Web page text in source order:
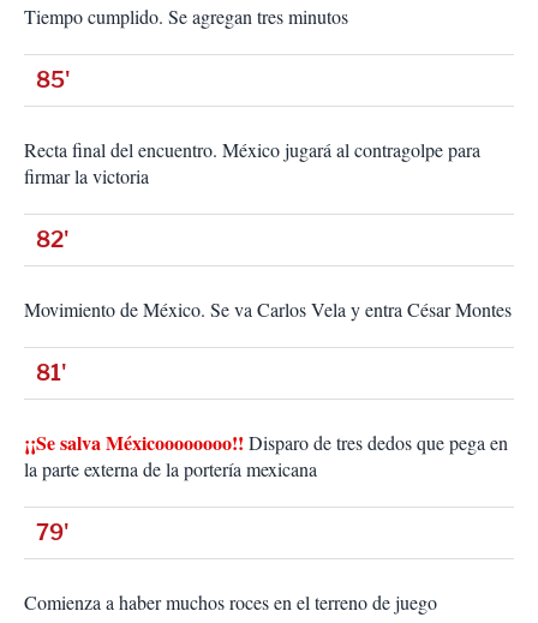
Tiempo cumplido. Se agregan tres minutos
85'
Recta final del encuentro. México jugará al contragolpe para
firmar la victoria
82'
Movimiento de México. Se va Carlos Vela y entra César Montes
81'
¡¡Se salva Méxicoooooooo!! Disparo de tres dedos que pega en
la parte externa de la portería mexicana
79'
Comienza a haber muchos roces en el terreno de juego